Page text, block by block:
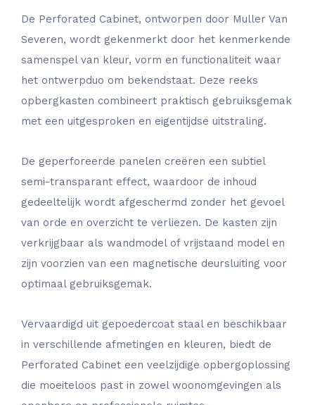
De Perforated Cabinet, ontworpen door Muller Van
Severen, wordt gekenmerkt door het kenmerkende
samenspel van kleur, vorm en functionaliteit waar
het ontwerpduo om bekendstaat. Deze reeks
opbergkasten combineert praktisch gebruiksgemak
met een uitgesproken en eigentijdse uitstraling.
De geperforeerde panelen creëren een subtiel
semi-transparant effect, waardoor de inhoud
gedeeltelijk wordt afgeschermd zonder het gevoel
van orde en overzicht te verliezen. De kasten zijn
verkrijgbaar als wandmodel of vrijstaand model en
zijn voorzien van een magnetische deursluiting voor
optimaal gebruiksgemak.
Vervaardigd uit gepoedercoat staal en beschikbaar
in verschillende afmetingen en kleuren, biedt de
Perforated Cabinet een veelzijdige opbergoplossing
die moeiteloos past in zowel woonomgevingen als